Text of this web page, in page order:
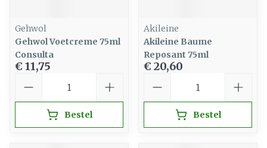
Gehwol
Gehwol Voetcreme 75ml
Consulta
€ 11,75
Bestel
Akileine
Akileine Baume
Reposant 75ml
€ 20,60
Bestel